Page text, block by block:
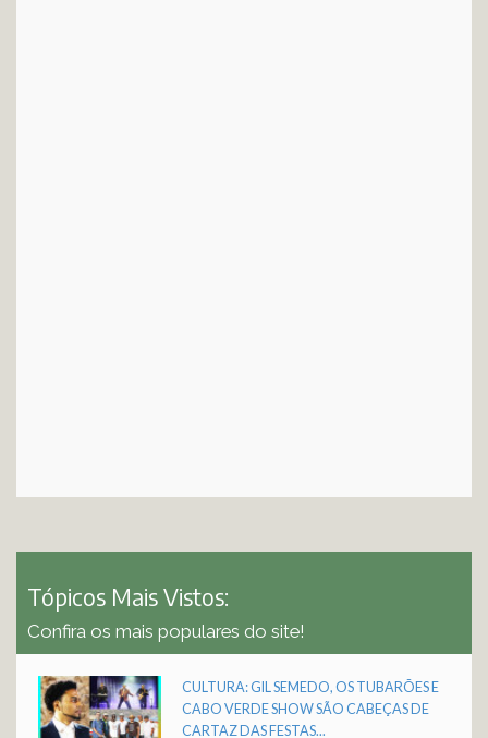
Tópicos Mais Vistos:
Confira os mais populares do site!
CULTURA: GIL SEMEDO, OS TUBARÕES E
CABO VERDE SHOW SÃO CABEÇAS DE
CARTAZ DAS FESTAS...